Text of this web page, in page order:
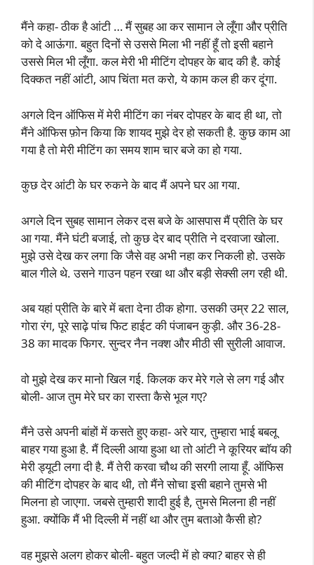
मैंने कहा- ठीक है आंटी … मैं सुबह आ कर सामान ले लूँगा और प्रीति
को दे आऊंगा. बहुत दिनों से उससे मिला भी नहीं हूँ तो इसी बहाने
उससे मिल भी लूँगा. कल मेरी भी मीटिंग दोपहर के बाद की है. कोई
दिक्कत नहीं आंटी, आप चिंता मत करो, ये काम कल ही कर दूंगा.
अगले दिन ऑफिस में मेरी मीटिंग का नंबर दोपहर के बाद ही था, तो
मैंने ऑफिस फ़ोन किया कि शायद मुझे देर हो सकती है. कुछ काम आ
गया है तो मेरी मीटिंग का समय शाम चार बजे का हो गया.
कुछ देर आंटी के घर रुकने के बाद मैं अपने घर आ गया.
अगले दिन सुबह सामान लेकर दस बजे के आसपास मैं प्रीति के घर
आ गया. मैंने घंटी बजाई, तो कुछ देर बाद प्रीति ने दरवाजा खोला.
मुझे उसे देख कर लगा कि जैसे वह अभी नहा कर निकली हो. उसके
बाल गीले थे. उसने गाउन पहन रखा था और बड़ी सेक्सी लग रही थी.
अब यहां प्रीति के बारे में बता देना ठीक होगा. उसकी उम्र 22 साल,
गोरा रंग, पूरे साढ़े पांच फिट हाईट की पंजाबन कुड़ी. और 36-28-
38 का मादक फिगर. सुन्दर नैन नक्श और मीठी सी सुरीली आवाज.
वो मुझे देख कर मानो खिल गई. किलक कर मेरे गले से लग गई और
बोली- आज तुम मेरे घर का रास्ता कैसे भूल गए?
मैंने उसे अपनी बांहों में कसते हुए कहा- अरे यार, तुम्हारा भाई बबलू
बाहर गया हुआ है. मैं दिल्ली आया हुआ था तो आंटी ने कूरियर ब्वॉय की
मेरी ड्यूटी लगा दी है. मैं तेरी करवा चौथ की सरगी लाया हूँ. ऑफिस
की मीटिंग दोपहर के बाद थी, तो मैंने सोचा इसी बहाने तुमसे भी
मिलना हो जाएगा. जबसे तुम्हारी शादी हुई है, तुमसे मिलना ही नहीं
हुआ. क्योंकि मैं भी दिल्ली में नहीं था और तुम बताओ कैसी हो?
वह मुझसे अलग होकर बोली- बहुत जल्दी में हो क्या? बाहर से ही